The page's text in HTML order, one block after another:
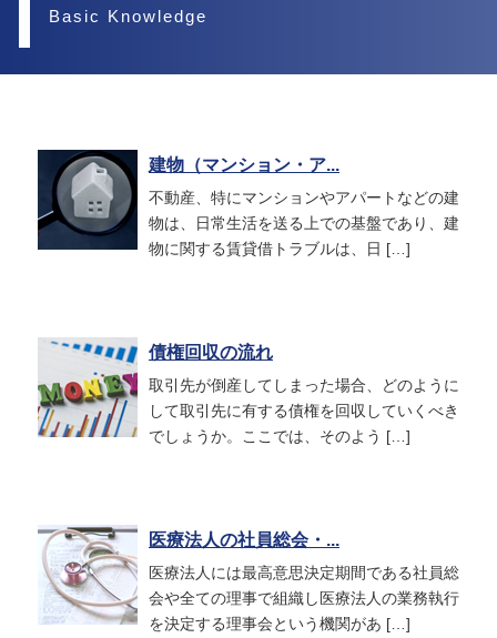
Basic Knowledge
建物（マンション・ア...
不動産、特にマンションやアパートなどの建
物は、日常生活を送る上での基盤であり、建
物に関する賃貸借トラブルは、日 […]
債権回収の流れ
取引先が倒産してしまった場合、どのように
して取引先に有する債権を回収していくべき
でしょうか。ここでは、そのよう […]
医療法人の社員総会・...
医療法人には最高意思決定期間である社員総
会や全ての理事で組織し医療法人の業務執行
を決定する理事会という機関があ […]